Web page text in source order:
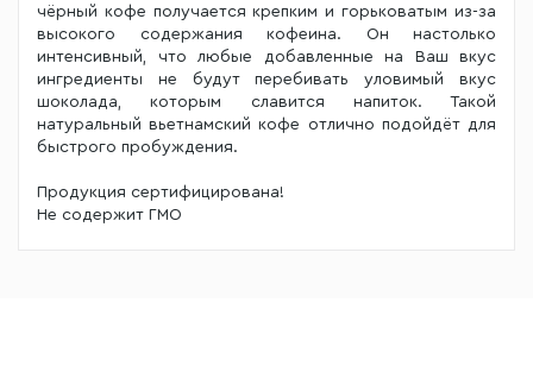
чёрный кофе получается крепким и горьковатым из-за
высокого содержания кофеина. Он настолько
интенсивный, что любые добавленные на Ваш вкус
ингредиенты не будут перебивать уловимый вкус
шоколада, которым славится напиток. Такой
натуральный вьетнамский кофе отлично подойдёт для
быстрого пробуждения.
Продукция сертифицирована!
Не содержит ГМО